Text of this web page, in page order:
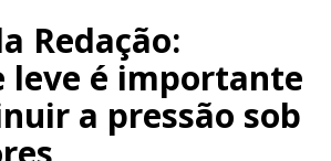
Redação:
leve é importante
a pressão sob